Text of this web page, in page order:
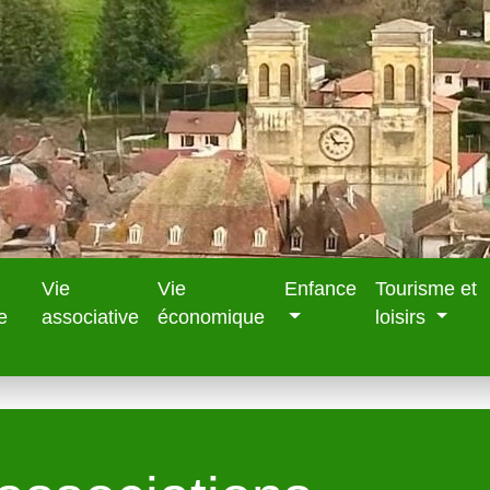
Vie
associative
Vie
économique
Enfance
Tourisme et
loisirs